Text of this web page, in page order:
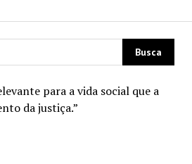
para a vida social que a
da justiça.”